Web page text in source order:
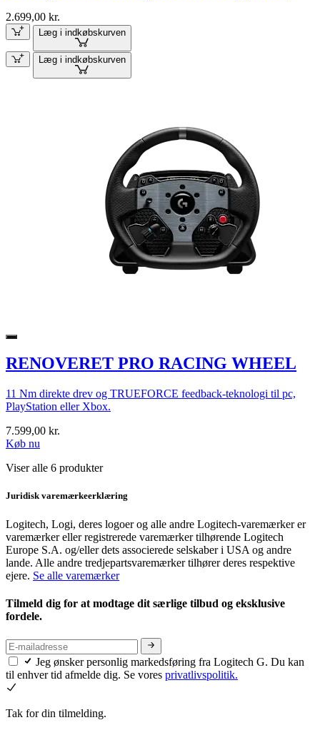
2.699,00 kr.
Læg i indkøbskurven
Læg i indkøbskurven
RENOVERET PRO RACING WHEEL
11 Nm direkte drev og TRUEFORCE feedback-teknologi til pc,
PlayStation eller Xbox.
7.599,00 kr.
Køb nu
Viser alle 6 produkter
Juridisk varemærkeerklæring
Logitech, Logi, deres logoer og alle andre Logitech-varemærker er
varemærker eller registrerede varemærker tilhørende Logitech
Europe S.A. og/eller dets associerede selskaber i USA og andre
lande. Alle andre tredjepartsvaremærker tilhører deres respektive
ejere. Se alle varemærker
Tilmeld dig for at modtage dit særlige tilbud og eksklusive
fordele.
Jeg ønsker personlig markedsføring fra Logitech G. Du kan
til enhver tid afmelde dig. Se vores privatlivspolitik.
Tak for din tilmelding.